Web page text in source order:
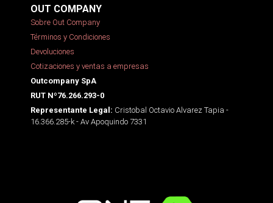
OUT COMPANY
Sobre Out Company
Términos y Condiciones
Devoluciones
Cotizaciones y ventas a empresas
Outcompany SpA
RUT Nº76.266.293-0
Representante Legal: Cristobal Octavio Alvarez Tapia -
16.366.285-k - Av Apoquindo 7331